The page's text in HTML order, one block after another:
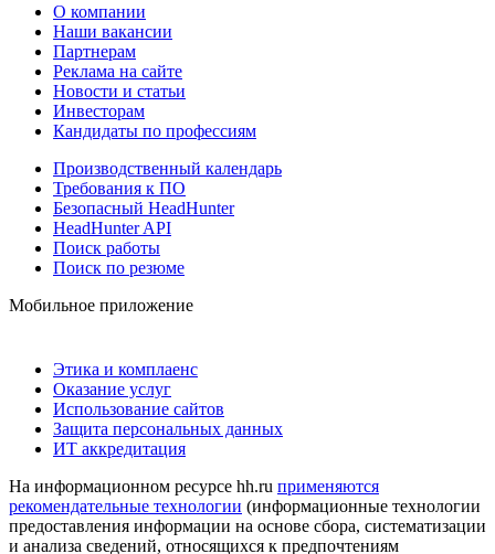
О компании
Наши вакансии
Партнерам
Реклама на сайте
Новости и статьи
Инвесторам
Кандидаты по профессиям
Производственный календарь
Требования к ПО
Безопасный HeadHunter
HeadHunter API
Поиск работы
Поиск по резюме
Мобильное приложение
Этика и комплаенс
Оказание услуг
Использование сайтов
Защита персональных данных
ИТ аккредитация
На информационном ресурсе hh.ru применяются
рекомендательные технологии (информационные технологии
предоставления информации на основе сбора, систематизации
и анализа сведений, относящихся к предпочтениям